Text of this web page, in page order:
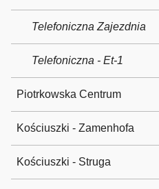
Telefoniczna Zajezdnia
Telefoniczna - Et-1
Piotrkowska Centrum
Kościuszki - Zamenhofa
Kościuszki - Struga